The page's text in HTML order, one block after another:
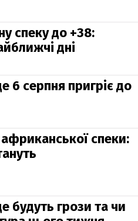
спеку до +38:
дні
6 серпня пригріє до
африканської спеки:
будуть грози та чи